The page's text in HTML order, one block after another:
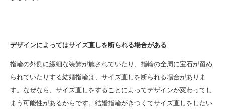
デザインによってはサイズ直しを断られる場合がある
指輪の外側に繊細な装飾が施されていたり、指輪の全周に宝石が留め
られていたりする結婚指輪は、サイズ直しを断られる場合がありま
す。なぜなら、サイズ直しをすることによってデザインが変わってし
まう可能性があるからです。結婚指輪がきつくてサイズ直しをしたい